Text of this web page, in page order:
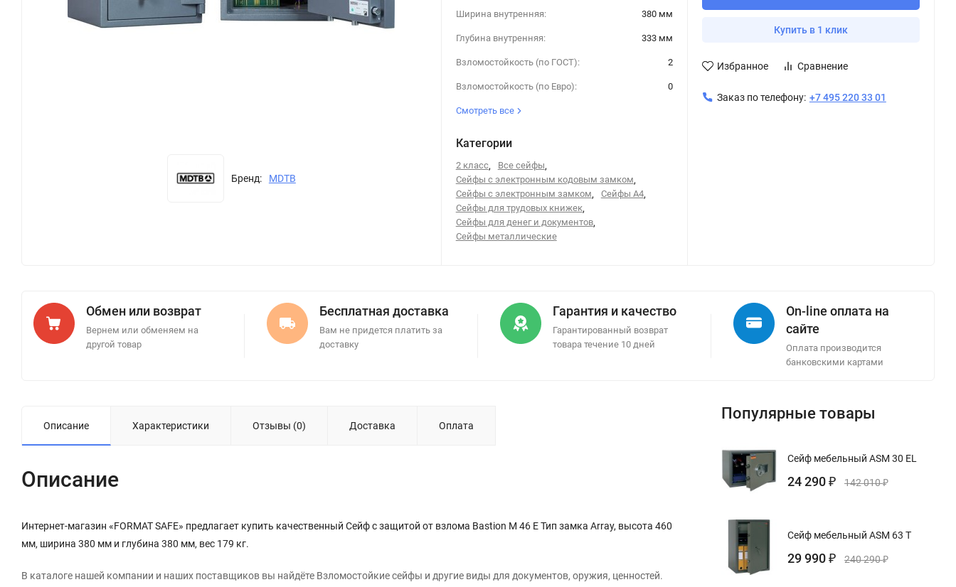
Бренд: MDTB
Ширина внутренняя: 380 мм
Глубина внутренняя: 333 мм
Взломостойкость (по ГОСТ): 2
Взломостойкость (по Евро): 0
Смотреть все
Категории
2 класс, Все сейфы,
Сейфы с электронным кодовым замком,
Сейфы с электронным замком, Сейфы А4,
Сейфы для трудовых книжек,
Сейфы для денег и документов,
Сейфы металлические
Купить в 1 клик
Избранное Сравнение
Заказ по телефону: +7 495 220 33 01
Обмен или возврат
Вернем или обменяем на
другой товар
Бесплатная доставка
Вам не придется платить за
доставку
Гарантия и качество
Гарантированный возврат
товара течение 10 дней
On-line оплата на
сайте
Оплата производится
банковскими картами
Описание Характеристики Отзывы (0) Доставка Оплата
Описание
Интернет-магазин «FORMAT SAFE» предлагает купить качественный Сейф с защитой от взлома Bastion M 46 E Тип замка Array, высота 460
мм, ширина 380 мм и глубина 380 мм, вес 179 кг.
В каталоге нашей компании и наших поставщиков вы найдёте Взломостойкие сейфы и другие виды для документов, оружия, ценностей.
Популярные товары
Сейф мебельный ASM 30 EL
24 290 ₽ 142 010₽
Сейф мебельный ASM 63 T
29 990 ₽ 240 290₽